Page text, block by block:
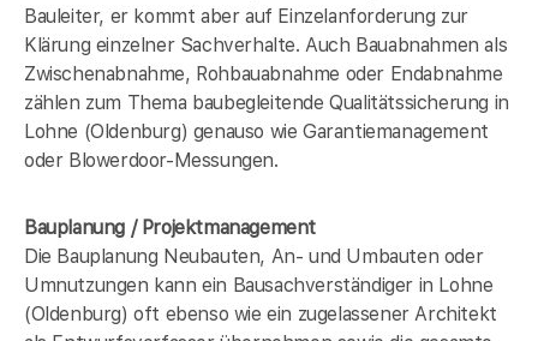
Bauleiter, er kommt aber auf Einzelanforderung zur
Klärung einzelner Sachverhalte. Auch Bauabnahmen als
Zwischenabnahme, Rohbauabnahme oder Endabnahme
zählen zum Thema baubegleitende Qualitätssicherung in
Lohne (Oldenburg) genauso wie Garantiemanagement
oder Blowerdoor-Messungen.
Bauplanung / Projektmanagement
Die Bauplanung Neubauten, An- und Umbauten oder
Umnutzungen kann ein Bausachverständiger in Lohne
(Oldenburg) oft ebenso wie ein zugelassener Architekt